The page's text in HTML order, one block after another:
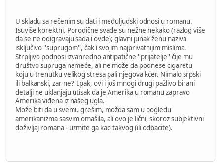
U skladu sa rečenim su dati i međuljudski odnosi u romanu.
Isuviše korektni. Porodične svađe su nežne nekako (razlog više
da se ne odigravaju sada i ovde); glavni junak ženu naziva
isključivo ''suprugom'', čak i svojim najprivatnijim mislima.
Strpljivo podnosi izvanredno antipatične ''prijatelje'' čije mu
društvo supruga nameće, ali ne može da podnese cigaretu
koju u trenutku velikog stresa pali njegova kćer. Nimalo srpski
ili balkanski, zar ne? Ipak, ovi i još mnogi drugi pažlivo birani
detalji ne uklanjaju utisak da je Amerika u romanu zapravo
Amerika viđena iz našeg ugla.
Može biti da u svemu grešim, možda sam u pogledu
amerikanizma sasvim omašila, ali ovo je lični, skoroz subjektivni
doživljaj romana - uzmite ga kao takvog (ili odbacite).